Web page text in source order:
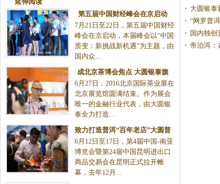
延伸阅读
第五届中国财经峰会在京启动
大圆普洱荣获“杰出品牌形象奖”
7月21日至22日，第五届中国财经
峰会在京启动，本届峰会以“中国
质变：新挑战新机遇”为主题，由
国内众...
成北京茶博会焦点 大圆银泰旗
下大圆普洱将试水标准化
6月27日，2016北京国际茶业展在
北京展览馆圆满结束。作为展会
唯一的金融行业代表，由大圆银
泰全力打造...
致力打造普洱“百年老店”大圆普
洱：品质是决定走多远的关键
6月12日至17日，第4届中国-南亚
博览会暨第24届中国昆明进出口
商品交易会在昆明正式拉开帷
幕，去年12月...
一份爱
大圆银泰
台正式上
“网罗普
上线
国内独创
易中心即
帝泊洱：